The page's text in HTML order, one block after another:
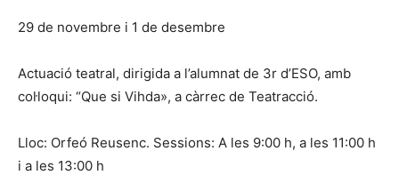
29 de novembre i 1 de desembre
Actuació teatral, dirigida a l’alumnat de 3r d’ESO, amb
col·loqui: “Que si Vihda», a càrrec de Teatracció.
Lloc: Orfeó Reusenc. Sessions: A les 9:00 h, a les 11:00 h
i a les 13:00 h